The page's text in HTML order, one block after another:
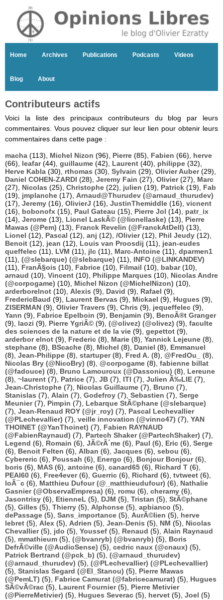
Home Archives Publications Podcasts Videos
Blog About
Contributeurs actifs
Voici la liste des principaux contributeurs du blog par leurs
commentaires. Vous pouvez cliquer sur leur lien pour obtenir leurs
commentaires dans cette page :
macha (113), Michel Nizon (96), Pierre (85), Fabien (66), herve
(66), leafar(44), guillaume (42), Laurent (40), philippe (32),
Herve Kabla (30), rthomas (30), Sylvain (29), Olivier Auber(29),
Daniel COHEN-ZARDI (28), Jeremy Fain (27), Olivier(27), Marc
(27), Nicolas (25), Christophe (22), julien (19), Patrick (19), Fab
(19), jmplanche (17), Arnaud@Thurudev (@arnaud_thurudev)
(17), Jeremy (16), OlivierJ (16), JustinThemiddle (16), vicnent
(16), bobonofx (15), Paul Gateau (15), Pierre Jol (14), patr_ix
(14), Jerome (13), Lionel LaskÃ© (@lionellaske) (13), Pierre
Mawas (@Pem) (13), Franck Revelin (@FranckAtDell) (13),
Lionel (12), Pascal (12), anj (12), /Olivier(12), Phil Jeudy (12),
Benoit (12), jean (12), Louis van Proosdij (11), jean-eudes
queffelec (11), LVM (11), jlc (11), Marc-Antoine (11), dparmen1
(11), (@slebarque) (@slebarque) (11), INFO (@LINKANDEV)
(11), FranÃ§ois (10), Fabrice (10), Filmail (10), babar(10),
arnaud (10), Vincent (10), Philippe Marques (10), Nicolas Andre
(@corpogame) (10), Michel Nizon (@MichelNizon) (10),
arderborelnot (10), Alexis (9), David (9), Rafael (9),
FredericBaud (9), Laurent Bervas (9), Mickael (9), Hugues (9),
ZISERMAN (9), Olivier Travers (9), Chris (9), jequeffelec (9),
Yann (9), Fabrice Epelboin (9), Benjamin (9), BenoÃ®t Granger
(9), laozi (9), Pierre YgriÃ© (9), (@olivez) (@olivez) (9), faculte
des sciences de la nature et de la vie (9), gepettot (9),
arderbor elnot (9), Frederic (8), Marie (8), Yannick Lejeune (8),
stephane (8), BScache (8), Michel (8), Daniel (8), Emmanuel
(8), Jean-Philippe (8), startuper(8), Fred A. (8), @FredOu_
(8),
Nicolas Bry (@NicoBry) (8), @corpogame (8), fabienne billat
(@fadouce) (8), Bruno Lamouroux (@Dassoniou) (8), Lereune
(8), ~laurent (7), Patrice (7), JB (7), ITI (7), Julien Ã‰LIE (7),
Jean-Christophe (7), Nicolas Guillaume (7), Bruno (7),
Stanislas (7), Alain (7), Godefroy (7), Sebastien (7), Serge
Meunier(7), Pimpin (7), Lebarque StÃ©phane (@slebarque)
(7), Jean-Renaud ROY (@jr_roy) (7), Pascal Lechevallier
(@PLechevallier) (7), veille innovation (@vinno47) (7), YAN
THOINET (@YanThoinet) (7), Fabien RAYNAUD
(@FabienRaynaud) (7), Partech Shaker (@PartechShaker) (7),
Legend (6), Romain (6), JÃ©rÃ´me (6), Paul (6), Eric (6), Serge
(6), Benoit Felten (6), Alban (6), Jacques (6), sebou (6),
Cybereric (6), Poussah (6), Energo (6), Bonjour Bonjour(6),
boris (6), MAS (6), antoine (6), canard65 (6), Richard T (6),
PEAI60 (6), Free4ever(6), Guerric (6), Richard (6), tvtweet (6),
loÃ¯c (6), Matthieu Dufour (@_matthieudufour) (6), Nathalie
Gasnier (@ObservaEmpresa) (6), romu (6), cheramy (6),
Jasontrisy (6), EtienneL (5), DJM (5), Tristan (5), StÃ©phane
(5), Gilles (5), Thierry (5), Alphonse (5), apbianco (5),
dePassage (5), Sans_importance (5), AurÃ©lien (5), herve
lebret (5), Alex (5), Adrien (5), Jean-Denis (5), NM (5), Nicolas
Chevallier(5), jdo (5), Youssef (5), Renaud (5), Alain Raynaud
(5), mmathieum (5), (@bvanryb) (@bvanryb) (5), Boris
DefrÃ©ville (@AudioSense) (5), cedric naux (@cnaux) (5),
Patrick Bertrand (@pck_b) (5), (@arnaud_thurudev)
(@arnaud_thurudev) (5), (@PLechevallier) (@PLechevallier)
(5), Stanislas Segard (@El_Stanou) (5), Pierre Mawas
(@PemLT) (5), Fabrice Camurat (@fabricecamurat) (5), Hugues
SÃ©vÃ©rac (5), Laurent Fournier(5), Pierre Metivier
(@PierreMetivier) (5), Hugues Severac (5), hervet (5), Joel (5)